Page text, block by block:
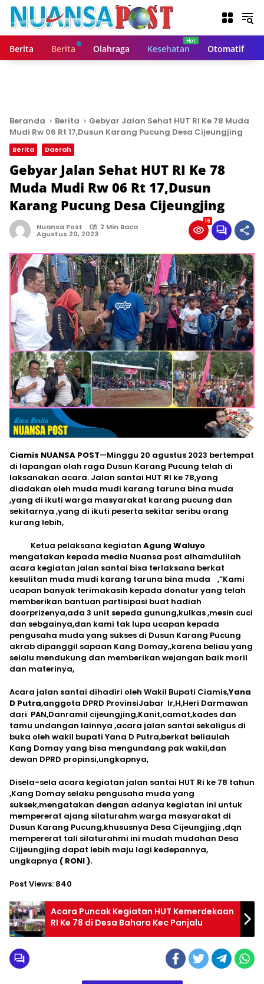
Berita Berita Olahraga Kesehatan Otomatif
Beranda Berita
Gebyar Jalan Sehat HUT RI Ke 78 Muda
Mudi Rw 06 Rt 17,Dusun Karang Pucung Desa Cijeungjing
Berita Daerah
Gebyar Jalan Sehat HUT RI Ke 78
Muda Mudi Rw 06 Rt 17,Dusun
Karang Pucung Desa Cijeungjing
Nuansa Post 2 Min Baca
Agustus 20, 2023
19
Ciamis NUANSA POST—Minggu 20 agustus 2023 bertempat
di lapangan olah raga Dusun Karang Pucung telah di
laksanakan acara. Jalan santai HUT RI ke 78,yang
diadakan oleh muda mudi karang taruna bina muda
,yang di ikuti warga masyarakat karang pucung dan
sekitarnya ,yang di ikuti peserta sekitar seribu orang
kurang lebih,
Ketua pelaksana kegiatan Agung Waluyo
mengatakan kepada media Nuansa post alhamdulilah
acara kegiatan jalan santai bisa terlaksana berkat
kesulitan muda mudi karang taruna bina muda ,”Kami
ucapan banyak terimakasih kepada donatur yang telah
memberikan bantuan partisipasi buat hadiah
doorprizenya,ada 3 unit sepeda gunung,kulkas ,mesin cuci
dan sebgainya,dan kami tak lupa ucapan kepada
pengusaha muda yang sukses di Dusun Karang Pucung
akrab dipanggil sapaan Kang Domay,,karena beliau yang
selalu mendukung dan memberikan wejangan baik moril
dan materinya,
Acara jalan santai dihadiri oleh Wakil Bupati Ciamis,Yana
D Putra,anggota DPRD ProvinsiJabar Ir,H,Heri Darmawan
dari PAN,Danramil cijeungjing,Kanit,camat,kades dan
tamu undangan lainnya ,acara jalan santai sekaligus di
buka oleh wakil bupati Yana D Putra,berkat beliaulah
Kang Domay yang bisa mengundang pak wakil,dan
dewan DPRD propinsi,ungkapnya,
Disela-sela acara kegiatan jalan santai HUT Ri ke 78 tahun
,Kang Domay selaku pengusaha muda yang
suksek,mengatakan dengan adanya kegiatan ini untuk
mempererat ajang silaturahm warga masyarakat di
Dusun Karang Pucung,khususnya Desa Cijeungjing ,dqn
mempererat tali silaturahmi ini mudah mudahan Desa
Cijjeungjing dapat lebih maju lagi kedepannya,
ungkapnya ( RONI ).
Post Views: 840
Acara Puncak Kegiatan HUT Kemerdekaan
RI Ke 78 di Desa Bahara Kec Panjalu